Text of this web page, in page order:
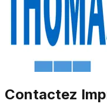
Contactez